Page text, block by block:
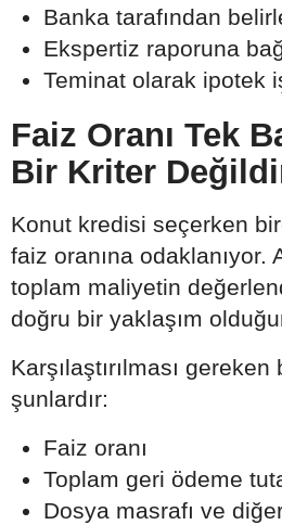
Banka tarafından
Ekspertiz raporuna
Teminat olarak ipotek
Faiz Oranı Tek
Bir Kriter
Konut kredisi seçerken
faiz oranına odaklanıyor.
toplam maliyetin
doğru bir yaklaşım
Karşılaştırılması
şunlardır:
Faiz oranı
Toplam geri ödeme
Dosya masrafı ve